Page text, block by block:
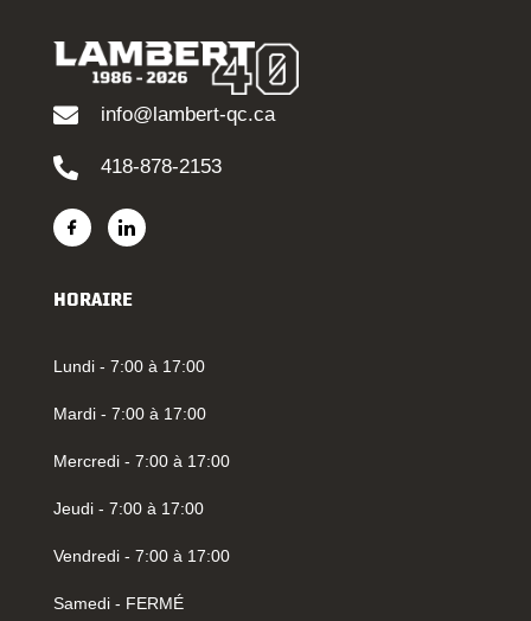
info@lambert-qc.ca
418-878-2153
HORAIRE
Lundi - 7:00 à 17:00
Mardi - 7:00 à 17:00
Mercredi - 7:00 à 17:00
Jeudi - 7:00 à 17:00
Vendredi - 7:00 à 17:00
Samedi - FERMÉ